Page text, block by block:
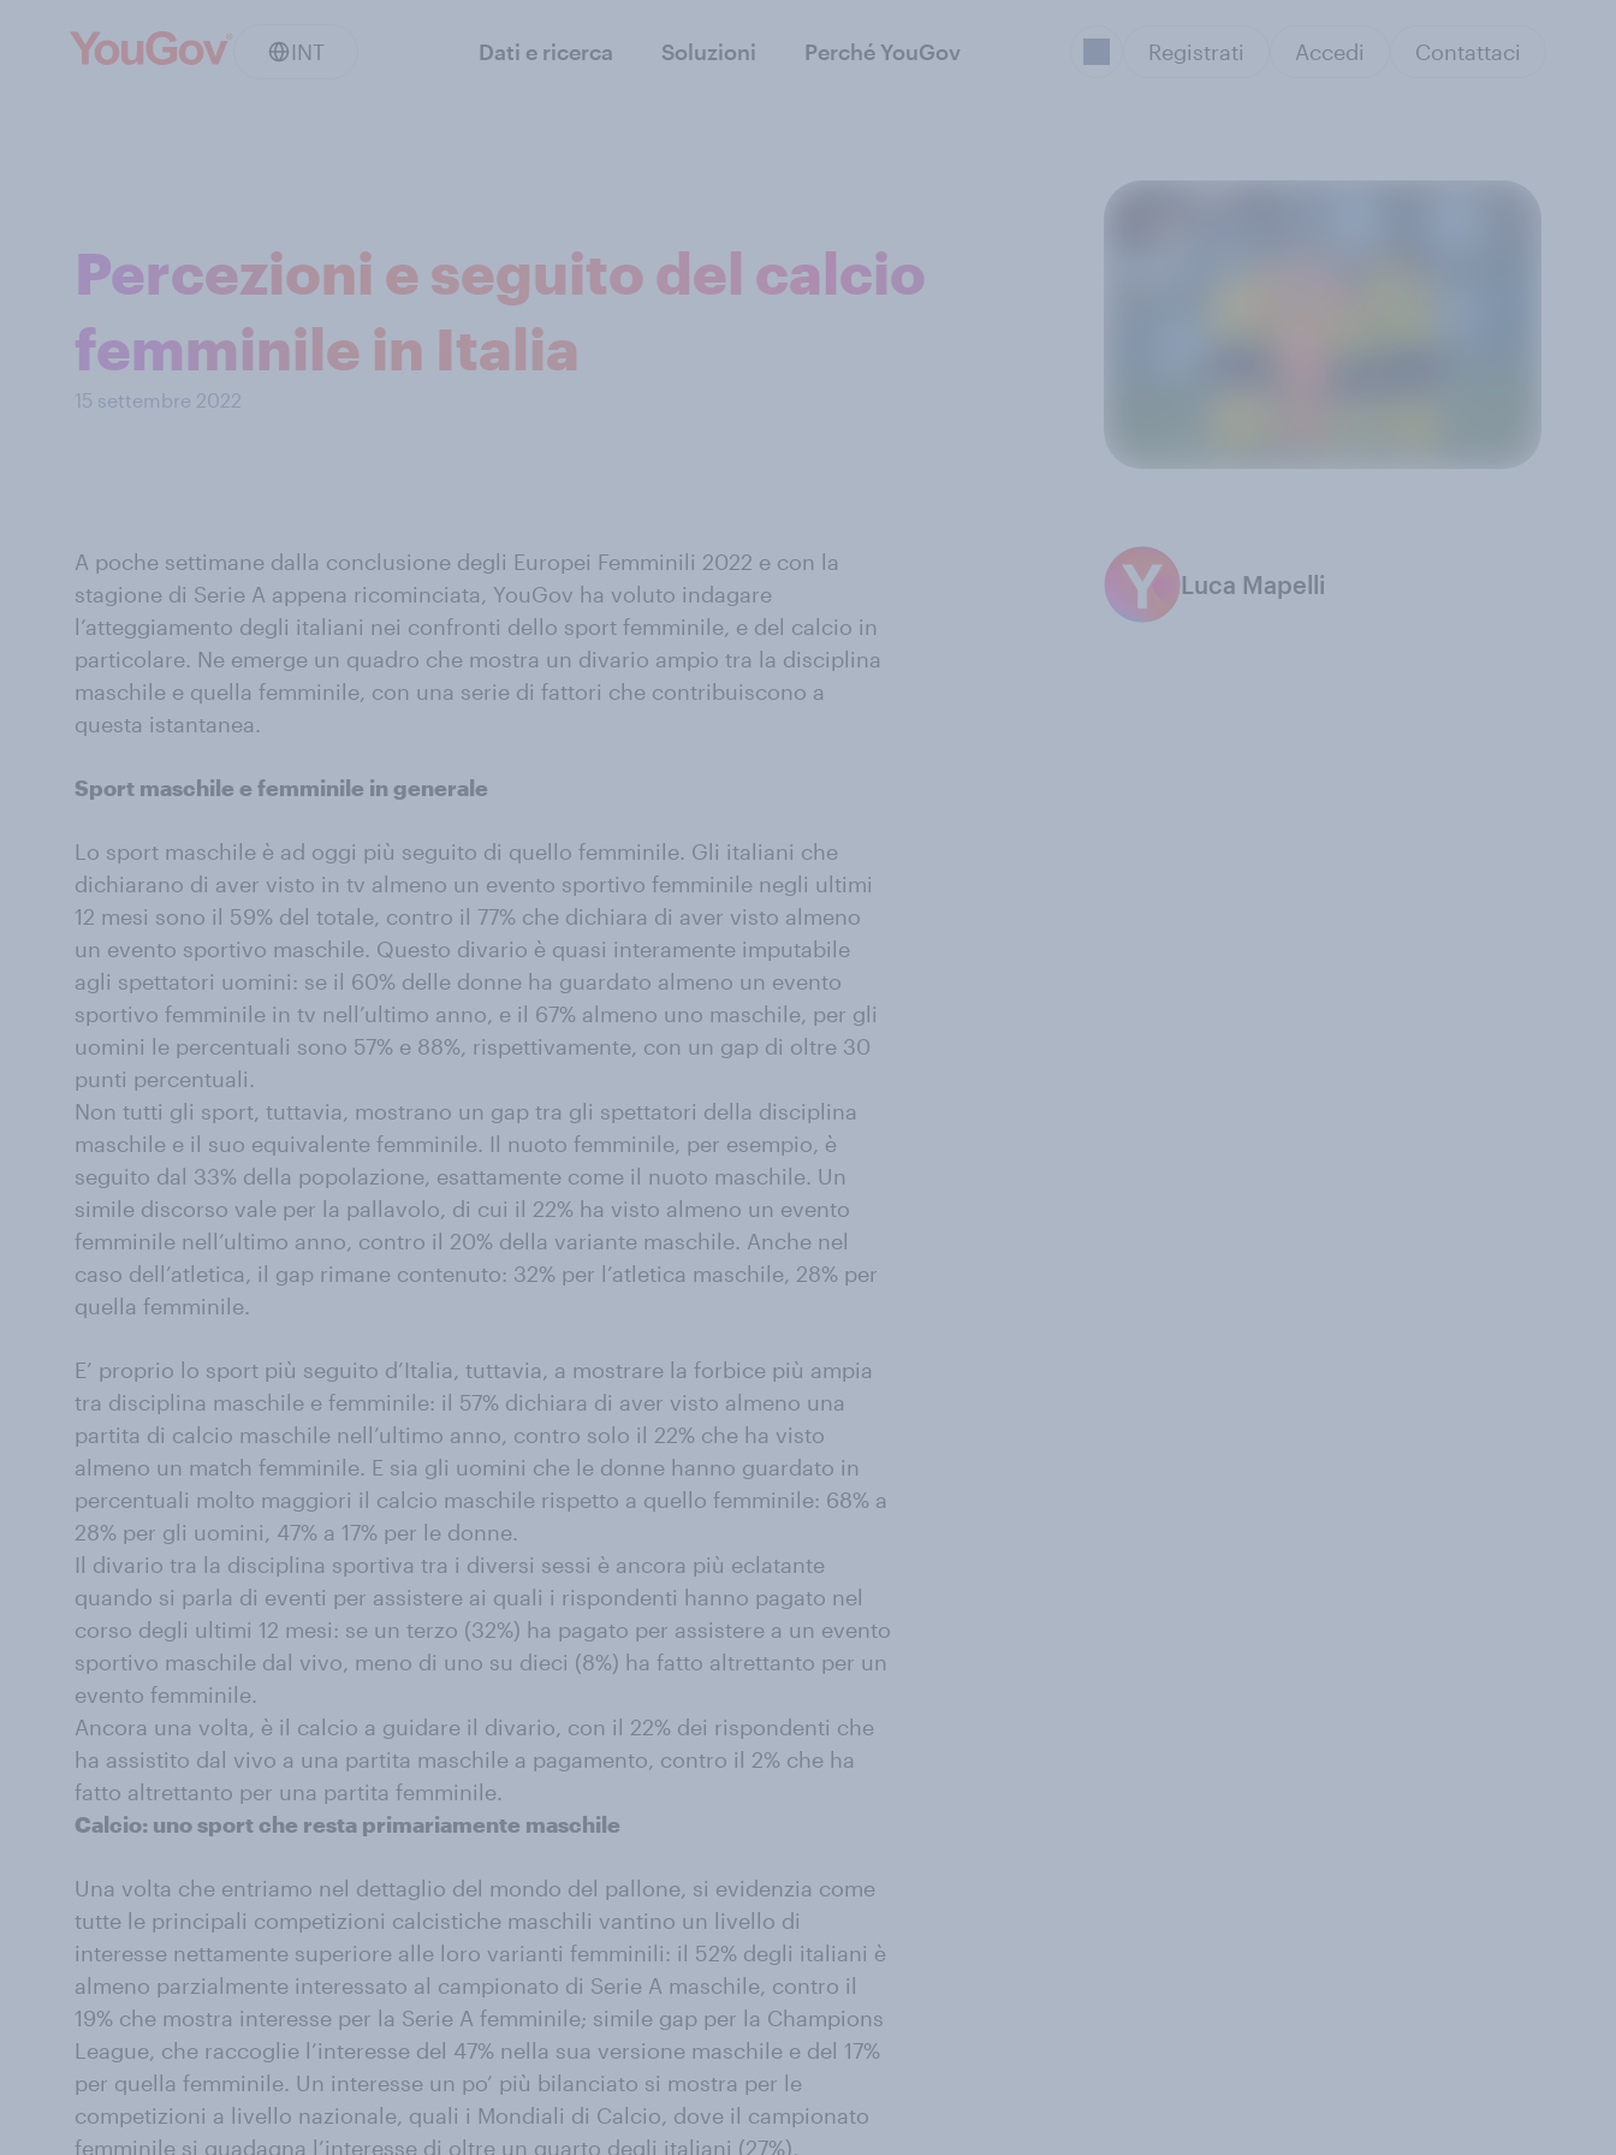
INT Dati e ricerca Soluzioni Perché YouGov Registrati Accedi Contattaci
Percezioni e seguito del calcio
femminile in Italia
15 settembre 2022
A poche settimane dalla conclusione degli Europei Femminili 2022 e con la
stagione di Serie A appena ricominciata, YouGov ha voluto indagare
l’atteggiamento degli italiani nei confronti dello sport femminile, e del calcio in
particolare. Ne emerge un quadro che mostra un divario ampio tra la disciplina
maschile e quella femminile, con una serie di fattori che contribuiscono a
questa istantanea.
Sport maschile e femminile in generale
Lo sport maschile è ad oggi più seguito di quello femminile. Gli italiani che
dichiarano di aver visto in tv almeno un evento sportivo femminile negli ultimi
12 mesi sono il 59% del totale, contro il 77% che dichiara di aver visto almeno
un evento sportivo maschile. Questo divario è quasi interamente imputabile
agli spettatori uomini: se il 60% delle donne ha guardato almeno un evento
sportivo femminile in tv nell’ultimo anno, e il 67% almeno uno maschile, per gli
uomini le percentuali sono 57% e 88%, rispettivamente, con un gap di oltre 30
punti percentuali.
Non tutti gli sport, tuttavia, mostrano un gap tra gli spettatori della disciplina
maschile e il suo equivalente femminile. Il nuoto femminile, per esempio, è
seguito dal 33% della popolazione, esattamente come il nuoto maschile. Un
simile discorso vale per la pallavolo, di cui il 22% ha visto almeno un evento
femminile nell’ultimo anno, contro il 20% della variante maschile. Anche nel
caso dell’atletica, il gap rimane contenuto: 32% per l’atletica maschile, 28% per
quella femminile.
E’ proprio lo sport più seguito d’Italia, tuttavia, a mostrare la forbice più ampia
tra disciplina maschile e femminile: il 57% dichiara di aver visto almeno una
partita di calcio maschile nell’ultimo anno, contro solo il 22% che ha visto
almeno un match femminile. E sia gli uomini che le donne hanno guardato in
percentuali molto maggiori il calcio maschile rispetto a quello femminile: 68% a
28% per gli uomini, 47% a 17% per le donne.
Il divario tra la disciplina sportiva tra i diversi sessi è ancora più eclatante
quando si parla di eventi per assistere ai quali i rispondenti hanno pagato nel
corso degli ultimi 12 mesi: se un terzo (32%) ha pagato per assistere a un evento
sportivo maschile dal vivo, meno di uno su dieci (8%) ha fatto altrettanto per un
evento femminile.
Ancora una volta, è il calcio a guidare il divario, con il 22% dei rispondenti che
ha assistito dal vivo a una partita maschile a pagamento, contro il 2% che ha
fatto altrettanto per una partita femminile.
Calcio: uno sport che resta primariamente maschile
Una volta che entriamo nel dettaglio del mondo del pallone, si evidenzia come
tutte le principali competizioni calcistiche maschili vantino un livello di
interesse nettamente superiore alle loro varianti femminili: il 52% degli italiani è
almeno parzialmente interessato al campionato di Serie A maschile, contro il
19% che mostra interesse per la Serie A femminile; simile gap per la Champions
League, che raccoglie l’interesse del 47% nella sua versione maschile e del 17%
per quella femminile. Un interesse un po’ più bilanciato si mostra per le
competizioni a livello nazionale, quali i Mondiali di Calcio, dove il campionato
femminile si guadagna l’interesse di oltre un quarto degli italiani (27%),
Luca Mapelli